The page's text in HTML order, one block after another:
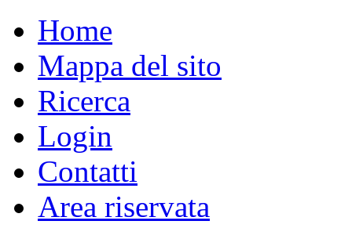
Home
Mappa del sito
Ricerca
Login
Contatti
Area riservata